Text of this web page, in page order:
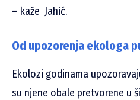
– kaže Jahić.
Od upozorenja ekologa
Ekolozi godinama
su njene obale pretvorene u